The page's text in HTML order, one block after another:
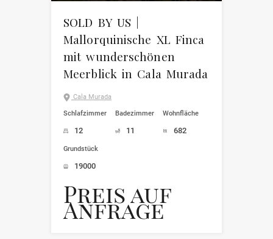
SOLD BY US |
Mallorquinische XL Finca
mit wunderschönen
Meerblick in Cala Murada
Cala Murada
Schlafzimmer
12
Badezimmer
11
Wohnfläche
682
Grundstück
19000
Preis auf
Anfrage